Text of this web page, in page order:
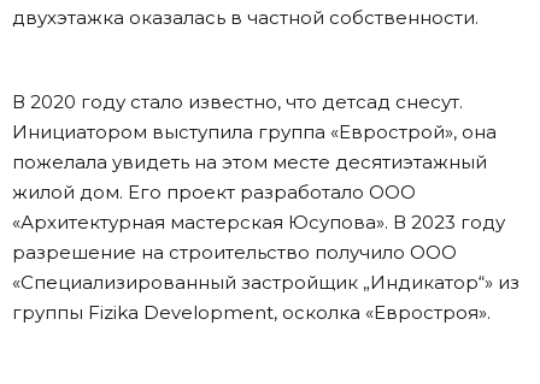
двухэтажка оказалась в частной собственности.
В 2020 году стало известно, что детсад снесут.
Инициатором выступила группа «Еврострой», она
пожелала увидеть на этом месте десятиэтажный
жилой дом. Его проект разработало ООО
«Архитектурная мастерская Юсупова». В 2023 году
разрешение на строительство получило ООО
«Специализированный застройщик „Индикатор“» из
группы Fizika Development, осколка «Евростроя».